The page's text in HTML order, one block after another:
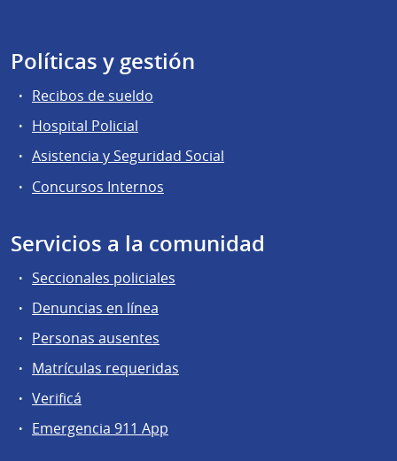
Políticas y gestión
Recibos de sueldo
Hospital Policial
Asistencia y Seguridad Social
Concursos Internos
Servicios a la comunidad
Seccionales policiales
Denuncias en línea
Personas ausentes
Matrículas requeridas
Verificá
Emergencia 911 App